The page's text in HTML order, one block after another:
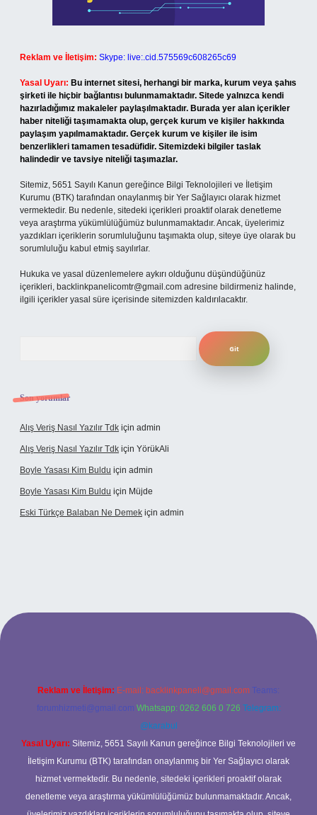
Reklam ve İletişim: Skype: live:.cid.575569c608265c69
Yasal Uyarı: Bu internet sitesi, herhangi bir marka, kurum veya şahıs
şirketi ile hiçbir bağlantısı bulunmamaktadır. Sitede yalnızca kendi
hazırladığımız makaleler paylaşılmaktadır. Burada yer alan içerikler
haber niteliği taşımamakta olup, gerçek kurum ve kişiler hakkında
paylaşım yapılmamaktadır. Gerçek kurum ve kişiler ile isim
benzerlikleri tamamen tesadüfidir. Sitemizdeki bilgiler taslak
halindedir ve tavsiye niteliği taşımazlar.
Sitemiz, 5651 Sayılı Kanun gereğince Bilgi Teknolojileri ve İletişim
Kurumu (BTK) tarafından onaylanmış bir Yer Sağlayıcı olarak hizmet
vermektedir. Bu nedenle, sitedeki içerikleri proaktif olarak denetleme
veya araştırma yükümlülüğümüz bulunmamaktadır. Ancak, üyelerimiz
yazdıkları içeriklerin sorumluluğunu taşımakta olup, siteye üye olarak bu
sorumluluğu kabul etmiş sayılırlar.
Hukuka ve yasal düzenlemelere aykırı olduğunu düşündüğünüz
içerikleri, backlinkpanelicomtr@gmail.com adresine bildirmeniz halinde,
ilgili içerikler yasal süre içerisinde sitemizden kaldırılacaktır.
Son yorumlar
Alış Veriş Nasıl Yazılır Tdk için admin
Alış Veriş Nasıl Yazılır Tdk için YörükAli
Boyle Yasası Kim Buldu için admin
Boyle Yasası Kim Buldu için Müjde
Eski Türkçe Balaban Ne Demek için admin
Reklam ve İletişim: E-mail: backlinkpaneli@gmail.com Teams:
forumhizmeti@gmail.com Whatsapp: 0262 606 0 726 Telegram:
@karabul
Yasal Uyarı: Sitemiz, 5651 Sayılı Kanun gereğince Bilgi Teknolojileri ve
İletişim Kurumu (BTK) tarafından onaylanmış bir Yer Sağlayıcı olarak
hizmet vermektedir. Bu nedenle, sitedeki içerikleri proaktif olarak
denetleme veya araştırma yükümlülüğümüz bulunmamaktadır. Ancak,